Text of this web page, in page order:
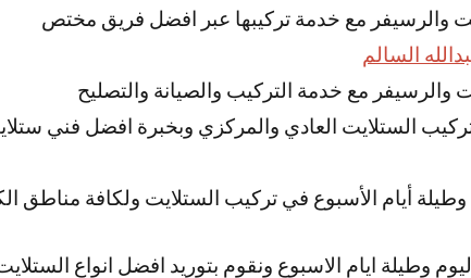
والرسيفر مع خدمة تركيبها عبر افضل فريق مختص
السالم
والرسيفر مع خدمة التركيب والصيانة والتصليح
الستلايت العادي والمركزي وبخبرة افضل فني
وطيلة ايام الاسبوع ونقوم بتوريد افضل انواع